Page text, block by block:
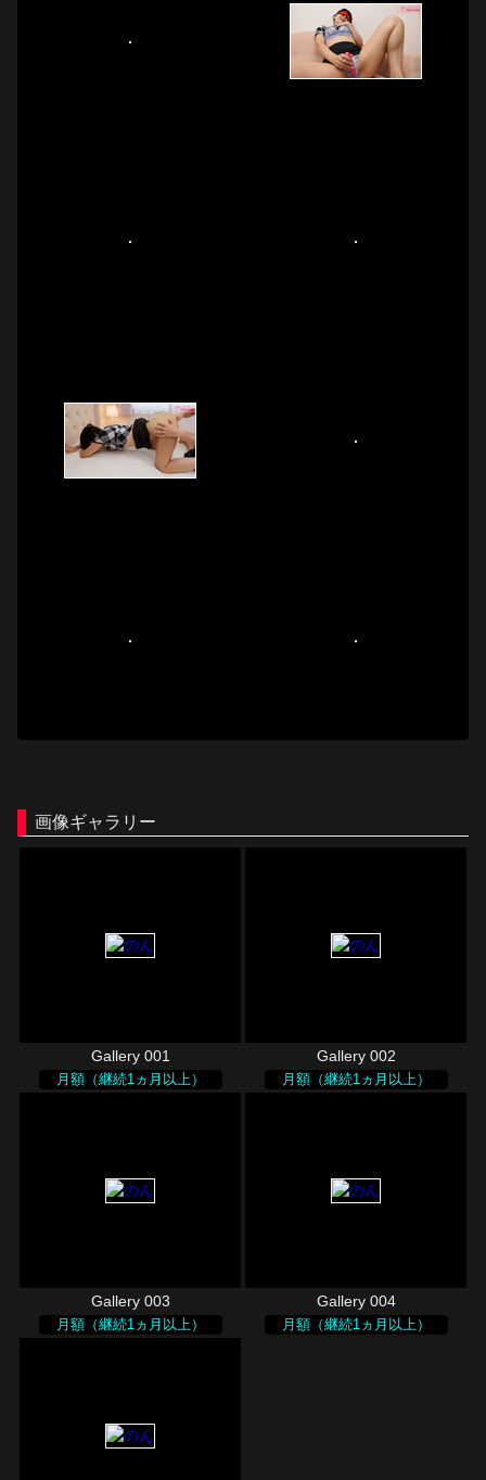
画像ギャラリー
Gallery 001
月額（継続1ヵ月以上）
Gallery 002
月額（継続1ヵ月以上）
Gallery 003
月額（継続1ヵ月以上）
Gallery 004
月額（継続1ヵ月以上）